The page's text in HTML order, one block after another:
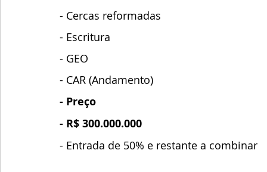
- Cercas reformadas
- Escritura
- GEO
- CAR (Andamento)
- Preço
- R$ 300.000.000
- Entrada de 50% e restante a combinar